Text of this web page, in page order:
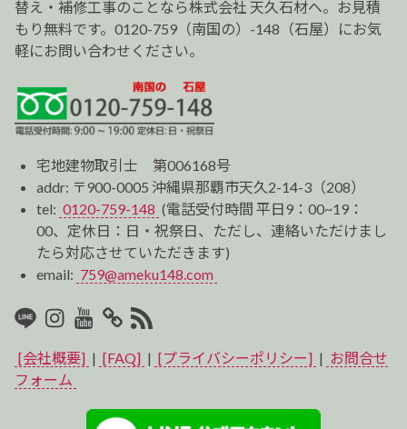
替え・補修工事のことなら株式会社 天久石材へ。お見積
もり無料です。0120-759（南国の）-148（石屋）にお気
軽にお問い合わせください。
宅地建物取引士 第006168号
addr: 〒900-0005 沖縄県那覇市天久2-14-3（208）
tel: 0120-759-148 (電話受付時間 平日9：00~19：
00、定休日：日・祝祭日、ただし、連絡いただけまし
たら対応させていただきます)
email: 759@ameku148.com
LINEInstagram
Youtube
マ
イ
ス
RSS2
[会社概要] | [FAQ] | [プライバシーポリシー] | お問合せ
フォーム